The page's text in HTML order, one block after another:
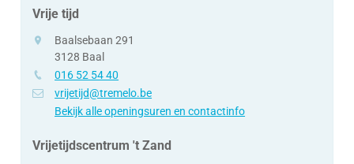
Vrije tijd
adresBaalsebaan 291
3128 Baal
tel.
016 52 54 40
e-
vrijetijd@tremelo.be
Bekijk alle openingsuren en contactinfo
Vrijetijdscentrum 't Zand